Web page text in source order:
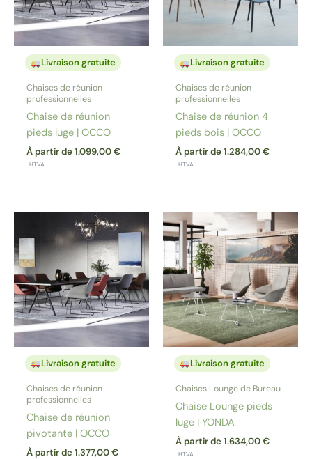
Livraison gratuite
Chaises de réunion
professionnelles
Chaise de réunion
pieds luge | OCCO
À partir de1.099,00€
HTVA
Livraison gratuite
Chaises de réunion
professionnelles
Chaise de réunion 4
pieds bois | OCCO
À partir de1.284,00€
HTVA
Livraison gratuite
Chaises de réunion
professionnelles
Chaise de réunion
pivotante | OCCO
À partir de1.377,00€
Livraison gratuite
Chaises Lounge de Bureau
Chaise Lounge pieds
luge | YONDA
À partir de1.634,00€
HTVA